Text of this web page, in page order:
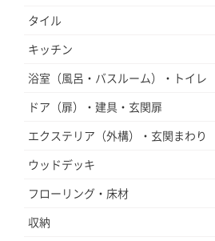
タイル
キッチン
浴室（風呂・バスルーム）・トイレ
ドア（扉）・建具・玄関扉
エクステリア（外構）・玄関まわり
ウッドデッキ
フローリング・床材
収納